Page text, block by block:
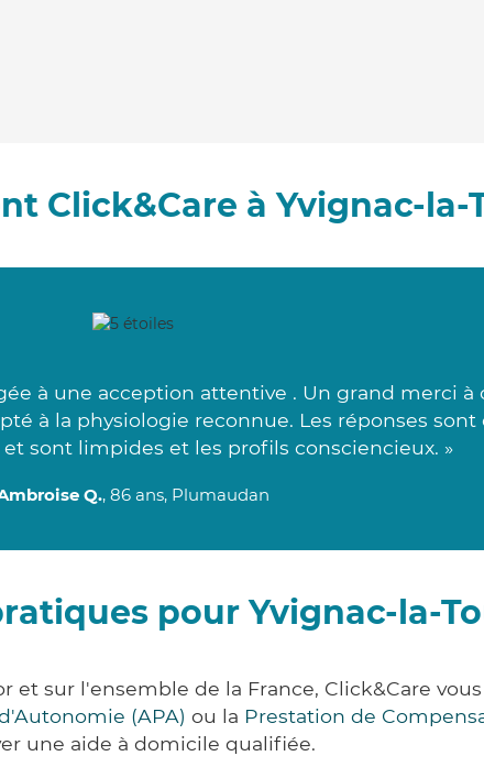
Click&Care à Yvignac-la-
à une acception attentive . Un grand merci à
à la physiologie reconnue. Les réponses sont
sont limpides et les profils consciencieux. »
Q., 86 ans, Plumaudan
pour Yvignac-la-
sur l'ensemble de la France, Click&Care
(APA) ou la Prestation de
une aide à domicile qualifiée.